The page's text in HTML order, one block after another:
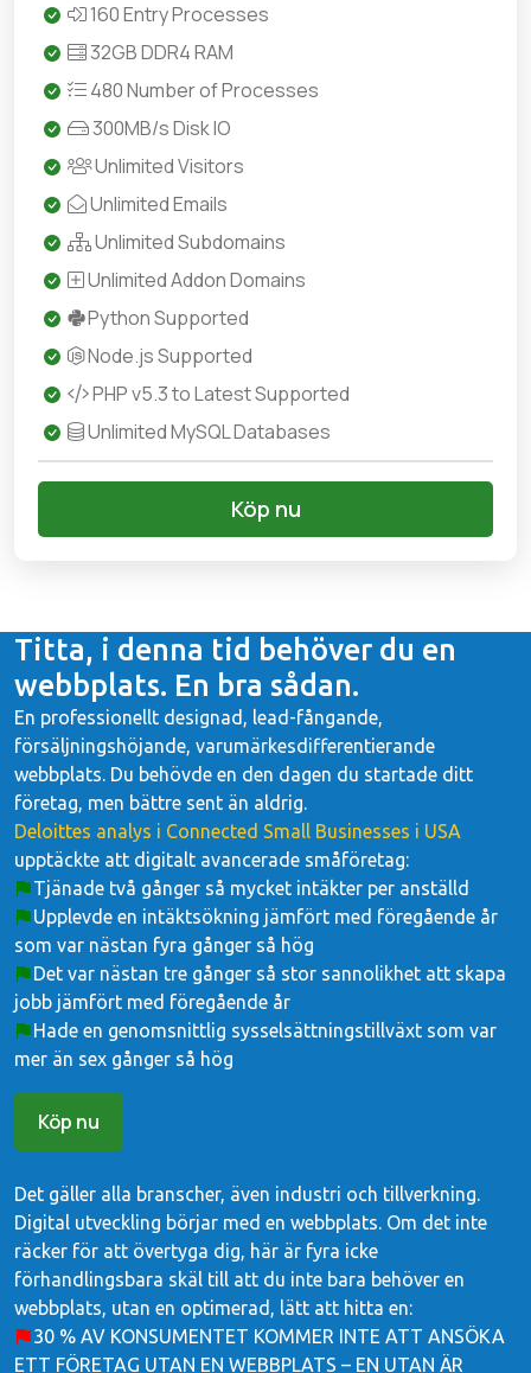
160 Entry Processes
32GB DDR4 RAM
480 Number of Processes
300MB/s Disk IO
Unlimited Visitors
Unlimited Emails
Unlimited Subdomains
Unlimited Addon Domains
Python Supported
Node.js Supported
PHP v5.3 to Latest Supported
Unlimited MySQL Databases
Köp nu
Titta, i denna tid behöver du en
webbplats. En bra sådan.
En professionellt designad, lead-fångande,
försäljningshöjande, varumärkesdifferentierande
webbplats. Du behövde en den dagen du startade ditt
företag, men bättre sent än aldrig.
Deloittes analys i Connected Small Businesses i USA
upptäckte att digitalt avancerade småföretag:
Tjänade två gånger så mycket intäkter per anställd
Upplevde en intäktsökning jämfört med föregående år
som var nästan fyra gånger så hög
Det var nästan tre gånger så stor sannolikhet att skapa
jobb jämfört med föregående år
Hade en genomsnittlig sysselsättningstillväxt som var
mer än sex gånger så hög
Köp nu
Det gäller alla branscher, även industri och tillverkning.
Digital utveckling börjar med en webbplats. Om det inte
räcker för att övertyga dig, här är fyra icke
förhandlingsbara skäl till att du inte bara behöver en
webbplats, utan en optimerad, lätt att hitta en:
30 % AV KONSUMENTET KOMMER INTE ATT ANSÖKA
ETT FÖRETAG UTAN EN WEBBPLATS – EN UTAN ÄR